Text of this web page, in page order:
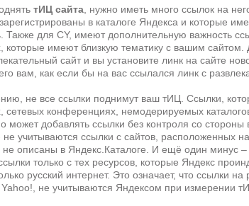
тИЦ сайта , нужно иметь много ссылок на
в каталоге Яндекса и которые
Также для CY, имеют дополнительную важность
которые имеют близкую тематику с вашим сайтом.
сайт и вы установите линк на сайте
вам, как если бы на вас ссылался линк с
не все ссылки поднимут ваш тИЦ. Ссылки,
сетевых конференциях, немодерируемых
может добавлять ссылки без контроля со
не учитываются ссылки с сайтов, расположенных
не описаны в Яндекс.Каталоге. И ещё один минус
только с тех ресурсов, которые Яндекс
русский интернет. Это означает, что ссылки
Yahoo!, не учитываются Яндексом при измерении